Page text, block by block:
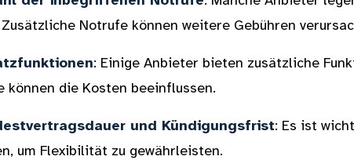
Notrufe können weitere Gebühren
: Einige Anbieter bieten zusätzliche
können die Kosten beeinflussen.
und Kündigungsfrist: Es ist
um Flexibilität zu gewährleisten.